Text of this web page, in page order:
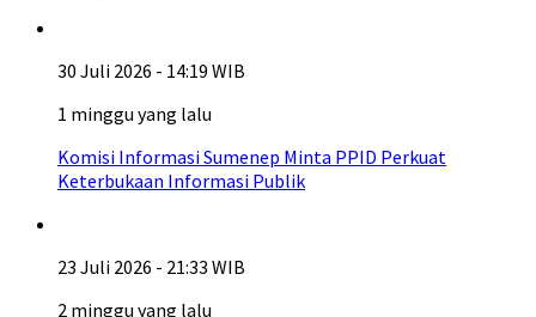
30 Juli 2026 - 14:19 WIB
1 minggu yang lalu
Komisi Informasi Sumenep Minta PPID Perkuat
Keterbukaan Informasi Publik
23 Juli 2026 - 21:33 WIB
2 minggu yang lalu